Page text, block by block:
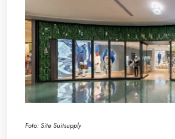
Foto: Site Suitsupply